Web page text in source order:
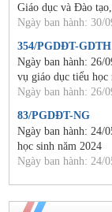
Giáo dục và Đào
Ngày ban hành: 30/
354/PGDĐT-GDTH
Ngày ban hành: 26/
vụ giáo dục tiểu học
Ngày ban hành: 26/
83/PGDĐT-NG
Ngày ban hành: 24/
học sinh năm 2024
Ngày ban hành: 24/